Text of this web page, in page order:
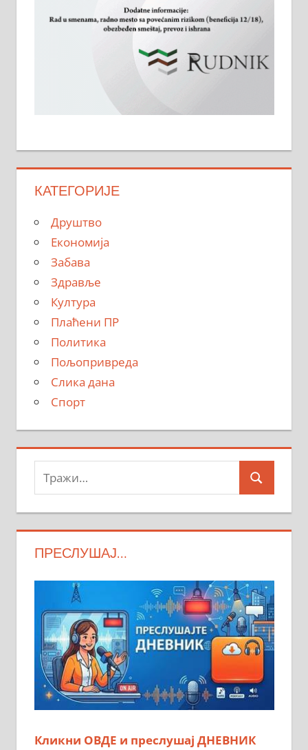
КАТЕГОРИЈЕ
Друштво
Економија
Забава
Здравље
Култура
Плаћени ПР
Политика
Пољопривреда
Слика дана
Спорт
Тражи:
Search
ПРЕСЛУШАЈ…
Кликни ОВДЕ и преслушај ДНЕВНИК